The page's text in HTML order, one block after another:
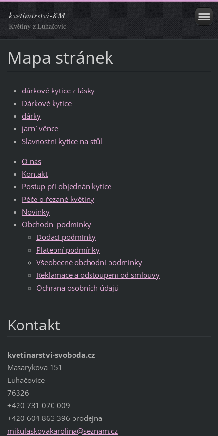
kvetinarstvi-KM
Květiny z Luhačovic
Mapa stránek
dárkové kytice z lásky
Dárkové kytice
dárky
jarní věnce
Slavnostní kytice na stůl
O nás
Kontakt
Postup při objednán kytice
Péče o řezané květiny
Novinky
Obchodní podmínky
Dodací podmínky
Platební podmínky
Všeobecné obchodní podmínky
Reklamace a odstoupení od smlouvy
Ochrana osobních údajů
Kontakt
kvetinarstvi-svoboda.cz
Masarykova 151
Luhačovice
76326
+420 731 070 009
+420 604 863 396 prodejna
mikulaskovakarolina@seznam.cz